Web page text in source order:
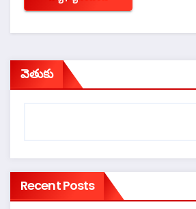
వెతుకు
Recent Posts